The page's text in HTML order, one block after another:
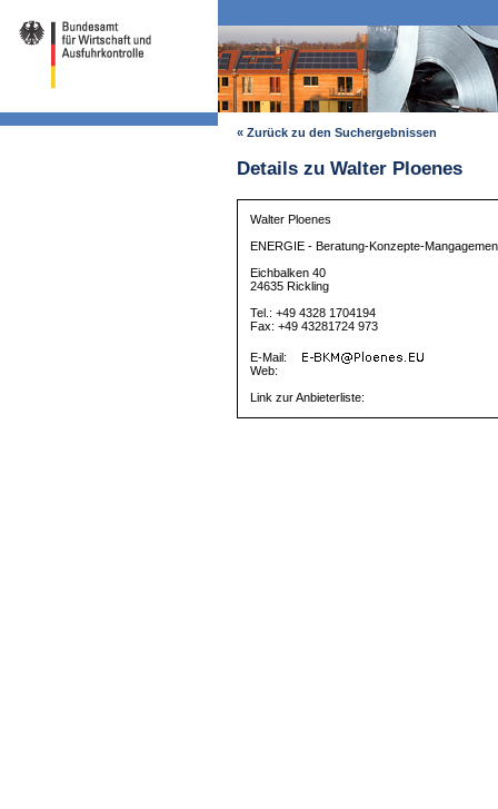
« Zurück zu den Suchergebnissen
Details zu Walter Ploenes
Walter Ploenes
ENERGIE - Beratung-Konzepte-
Eichbalken 40
24635 Rickling
Tel.: +49 4328 1704194
Fax: +49 43281724 973
E-Mail:
Web:
Link zur Anbieterliste: